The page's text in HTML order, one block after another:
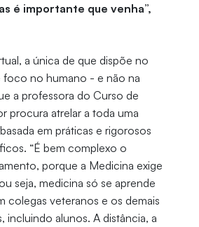
é importante que venha”,
a única de que dispõe no
foco no humano - e não na
a professora do Curso de
procura atrelar a toda uma
em práticas e rigorosos
“É bem complexo o
porque a Medicina exige
seja, medicina só se aprende
colegas veteranos e os demais
incluindo alunos. A distância, a